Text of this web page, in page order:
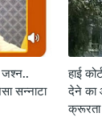
जश्न..
सन्नाटा
हाई
देने का
क्रूरता